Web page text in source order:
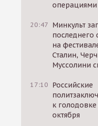
операциями
20:47 Минкульт
последнего
на
Сталин,
Муссолини
17:10 Российские
к
октября